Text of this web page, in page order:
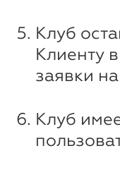
Клуб
Клиенту
заявки
Клуб